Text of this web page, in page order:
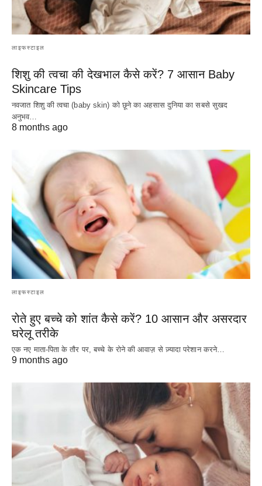
लाइफस्टाइल
शिशु की त्वचा की देखभाल कैसे करें? 7 आसान Baby
Skincare Tips
नवजात शिशु की त्वचा (baby skin) को छूने का अहसास दुनिया का सबसे सुखद
अनुभव…
8 months ago
लाइफस्टाइल
रोते हुए बच्चे को शांत कैसे करें? 10 आसान और असरदार
घरेलू तरीके
एक नए माता-पिता के तौर पर, बच्चे के रोने की आवाज़ से ज़्यादा परेशान करने…
9 months ago